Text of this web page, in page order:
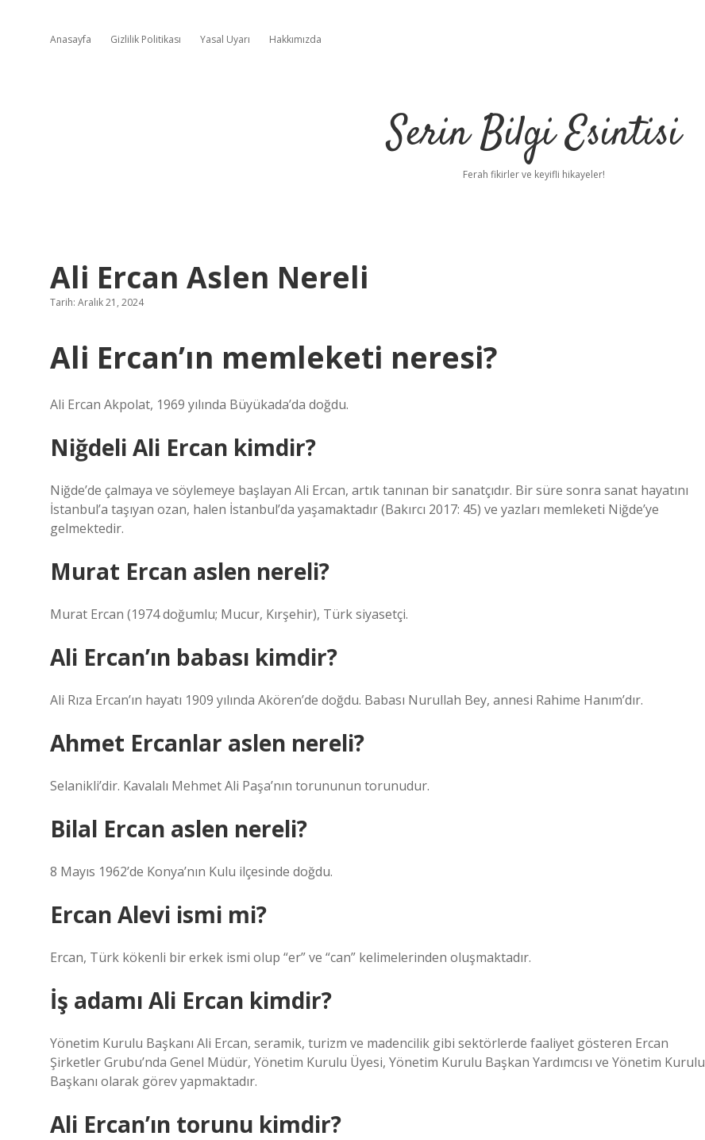
Anasayfa Gizlilik Politikası Yasal Uyarı Hakkımızda
Serin Bilgi Esintisi
Ferah fikirler ve keyifli hikayeler!
Ali Ercan Aslen Nereli
Tarih: Aralık 21, 2024
Ali Ercan’ın memleketi neresi?
Ali Ercan Akpolat, 1969 yılında Büyükada’da doğdu.
Niğdeli Ali Ercan kimdir?
Niğde’de çalmaya ve söylemeye başlayan Ali Ercan, artık tanınan bir sanatçıdır. Bir süre sonra sanat hayatını
İstanbul’a taşıyan ozan, halen İstanbul’da yaşamaktadır (Bakırcı 2017: 45) ve yazları memleketi Niğde’ye
gelmektedir.
Murat Ercan aslen nereli?
Murat Ercan (1974 doğumlu; Mucur, Kırşehir), Türk siyasetçi.
Ali Ercan’ın babası kimdir?
Ali Rıza Ercan’ın hayatı 1909 yılında Akören’de doğdu. Babası Nurullah Bey, annesi Rahime Hanım’dır.
Ahmet Ercanlar aslen nereli?
Selanikli’dir. Kavalalı Mehmet Ali Paşa’nın torununun torunudur.
Bilal Ercan aslen nereli?
8 Mayıs 1962’de Konya’nın Kulu ilçesinde doğdu.
Ercan Alevi ismi mi?
Ercan, Türk kökenli bir erkek ismi olup “er” ve “can” kelimelerinden oluşmaktadır.
İş adamı Ali Ercan kimdir?
Yönetim Kurulu Başkanı Ali Ercan, seramik, turizm ve madencilik gibi sektörlerde faaliyet gösteren Ercan
Şirketler Grubu’nda Genel Müdür, Yönetim Kurulu Üyesi, Yönetim Kurulu Başkan Yardımcısı ve Yönetim Kurulu
Başkanı olarak görev yapmaktadır.
Ali Ercan’ın torunu kimdir?